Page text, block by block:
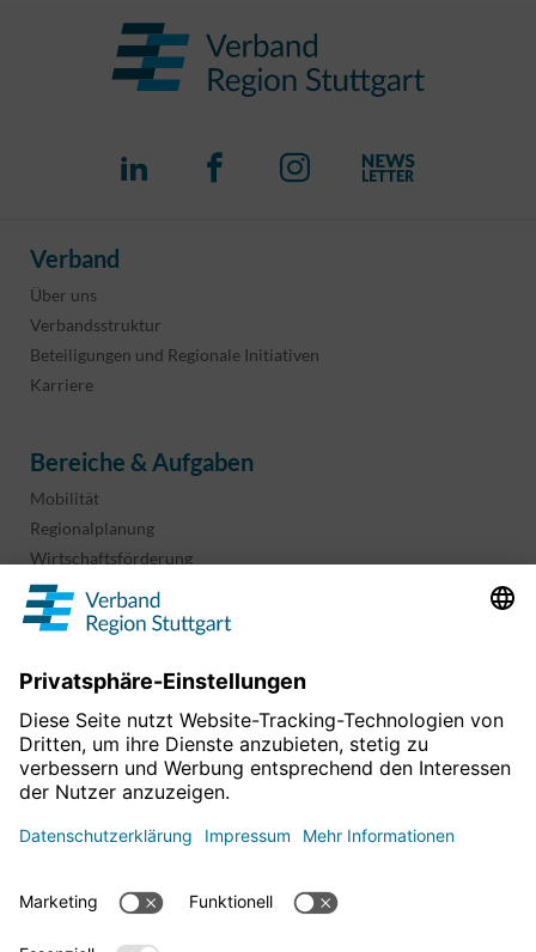
Verband
Über uns
Verbandsstruktur
Beteiligungen und Regionale Initiativen
Karriere
Bereiche & Aufgaben
Mobilität
Regionalplanung
Wirtschaftsförderung
Sport und Kultur
Projekte & Programme
Informationen & Downloads
Geoinformation